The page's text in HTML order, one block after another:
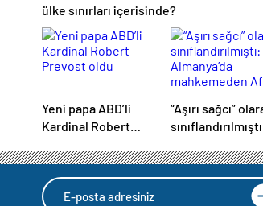
ülke sınırları içerisinde?
Yeni papa ABD’li
Kardinal Robert
“Aşırı sağcı”
mahkemeden
kararı